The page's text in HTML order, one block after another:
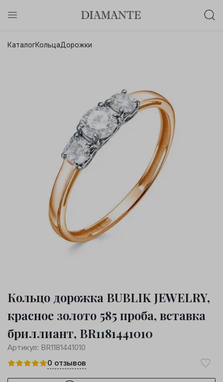
Осталось:
КаталогКольцаДорожки
Кольцо дорожка BUBLIK JEWELRY,
красное золото 585 проба, вставка
бриллиант, BR1181441010
Артикул: BR1181441010
0 отзывов